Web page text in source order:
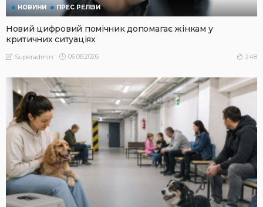
НОВИНИ ПРЕС РЕЛІЗИ
Новий цифровий помічник допомагає жінкам у
критичних ситуаціях
Superadmin 06.08.2026 248